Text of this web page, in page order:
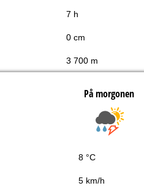
7 h
0 cm
3 700 m
På morgonen
8 °C
5 km/h